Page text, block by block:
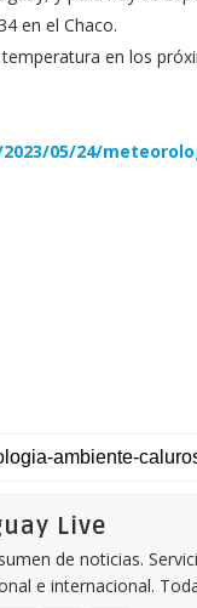
en el Chaco.
en los
05/24/
Live
de noticias.
e internacional.